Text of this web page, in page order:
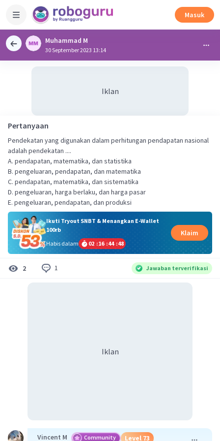
Masuk
Muhammad M
30 September 2023 13:14
Iklan
Pertanyaan
Pendekatan yang digunakan dalam perhitungan pendapatan nasional
adalah pendekatan ....
A. pendapatan, matematika, dan statistika
B. pengeluaran, pendapatan, dan matematika
C. pendapatan, matematika, dan sistematika
D. pengeluaran, harga berlaku, dan harga pasar
E. pengeluaran, pendapatan, dan produksi
Ikuti Tryout SNBT & Menangkan E-Wallet
100rb
Habis dalam
02 :16 :44 :48
Klaim
2 1 Jawaban terverifikasi
Iklan
Vincent M Community Level 73